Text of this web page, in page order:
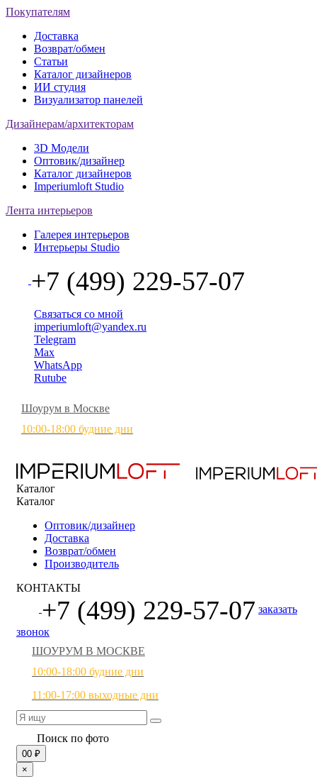
Покупателям
Доставка
Возврат/обмен
Статьи
Каталог дизайнеров
ИИ студия
Визуализатор панелей
Дизайнерам/архитекторам
3D Модели
Оптовик/дизайнер
Каталог дизайнеров
Imperiumloft Studio
Лента интерьеров
Галерея интерьеров
Интерьеры Studio
+7 (499) 229-57-07
Связаться со мной
imperiumloft@yandex.ru
Telegram
Max
WhatsApp
Rutube
Шоурум в Москве
10:00-18:00 будние дни
Каталог
Каталог
Оптовик/дизайнер
Доставка
Возврат/обмен
Производитель
КОНТАКТЫ
+7 (499) 229-57-07 заказать
звонок
ШОУРУМ В МОСКВЕ
10:00-18:00 будние дни
11:00-17:00 выходные дни
Поиск по фото
00 ₽
×